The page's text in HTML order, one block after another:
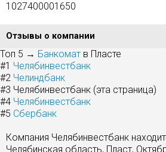
1027400001650
Отзывы о компании
Топ 5 → Банкомат в Пласте
#1 Челябинвестбанк
#2 Челиндбанк
#3 Челябинвестбанк (эта страница)
#4 Челябинвестбанк
#5 Сбербанк
Компания Челябинвестбанк
Челябинская область, Пласт,